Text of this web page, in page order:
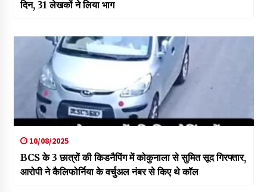
दिन, 31 लेखकों ने लिया भाग
10/08/2025
BCS के 3 छात्रों की किडनैपिंग में कोकुनाला से सुमित सूद गिरफ्तार,
आरोपी ने कैलिफोर्निया के वर्चुअल नंबर से किए थे कॉल